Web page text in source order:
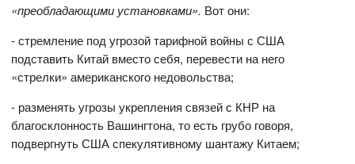
«преобладающими установками». Вот они:
- стремление под угрозой тарифной войны с США
подставить Китай вместо себя, перевести на него
«стрелки» американского недовольства;
- разменять угрозы укрепления связей с КНР на
благосклонность Вашингтона, то есть грубо говоря,
подвергнуть США спекулятивному шантажу Китаем;